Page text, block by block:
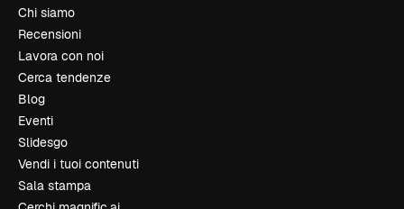
Chi siamo
Recensioni
Lavora con noi
Cerca tendenze
Blog
Eventi
Slidesgo
Vendi i tuoi contenuti
Sala stampa